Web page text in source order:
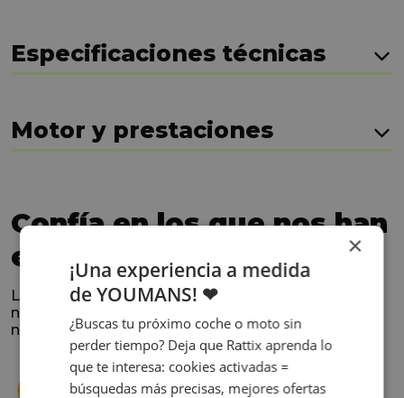
Especificaciones técnicas
Motor y prestaciones
Confía en los que nos han
elegido
La satisfacción y la experiencia de los clientes es
nuestra prioridad. Lee lo que opinan y conoce
nuestra historia.
×
¡Una experiencia a medida
de YOUMANS! ❤
¿Buscas tu próximo coche o moto sin
perder tiempo? Deja que Rattix aprenda lo
que te interesa: cookies activadas =
búsquedas más precisas, mejores ofertas